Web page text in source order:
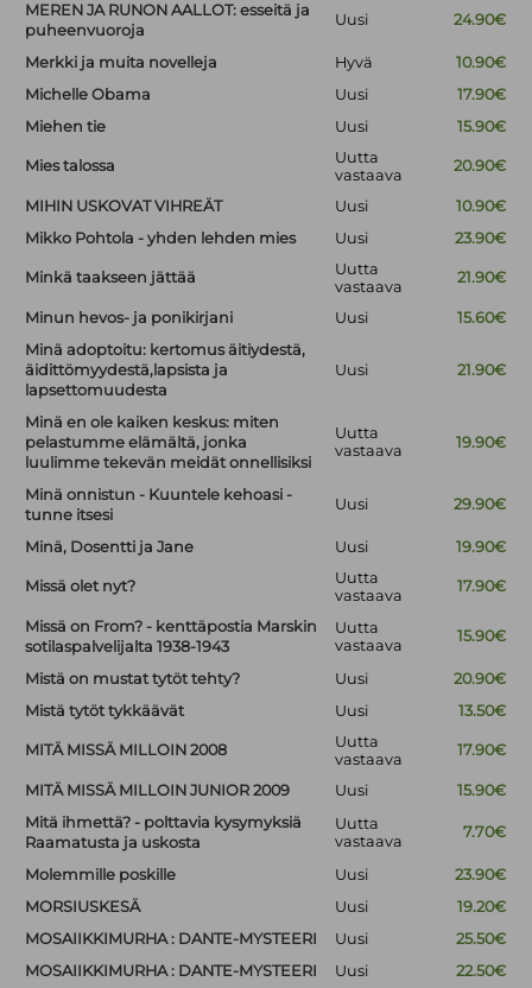
MEREN JA RUNON AALLOT: esseitä ja
puheenvuoroja
Uusi 24.90€
Merkki ja muita novelleja Hyvä
10.90€
Michelle Obama
Uusi
17.90€
Miehen tie
Uusi 15.90€
Mies talossa
Uutta
vastaava
20.90€
MIHIN USKOVAT VIHREÄT Uusi
10.90€
Mikko Pohtola - yhden lehden mies
Uusi 23.90€
Minkä taakseen jättää
Uutta
vastaava
21.90€
Minun hevos- ja ponikirjani Uusi
15.60€
Minä adoptoitu: kertomus äitiydestä,
äidittömyydestä,lapsista ja
lapsettomuudesta
Uusi 21.90€
Minä en ole kaiken keskus: miten
pelastumme elämältä, jonka
luulimme tekevän meidät onnellisiksi
Uutta
vastaava
19.90€
Minä onnistun - Kuuntele kehoasi -
tunne itsesi
Uusi 29.90€
Minä, Dosentti ja Jane Uusi 19.90€
Missä olet nyt?
Uutta
vastaava
17.90€
Missä on From? - kenttäpostia Marskin
sotilaspalvelijalta 1938-1943
Uutta
vastaava
15.90€
Mistä on mustat tytöt tehty? Uusi
20.90€
Mistä tytöt tykkäävät
Uusi 13.50€
MITÄ MISSÄ MILLOIN 2008
Uutta
vastaava
17.90€
MITÄ MISSÄ MILLOIN JUNIOR 2009 Uusi
15.90€
Mitä ihmettä? - polttavia kysymyksiä
Raamatusta ja uskosta
Uutta
vastaava
7.70€
Molemmille poskille Uusi
23.90€
MORSIUSKESÄ
Uusi
19.20€
MOSAIIKKIMURHA : DANTE-MYSTEERI
Uusi
25.50€
MOSAIIKKIMURHA : DANTE-MYSTEERI
Uusi
22.50€